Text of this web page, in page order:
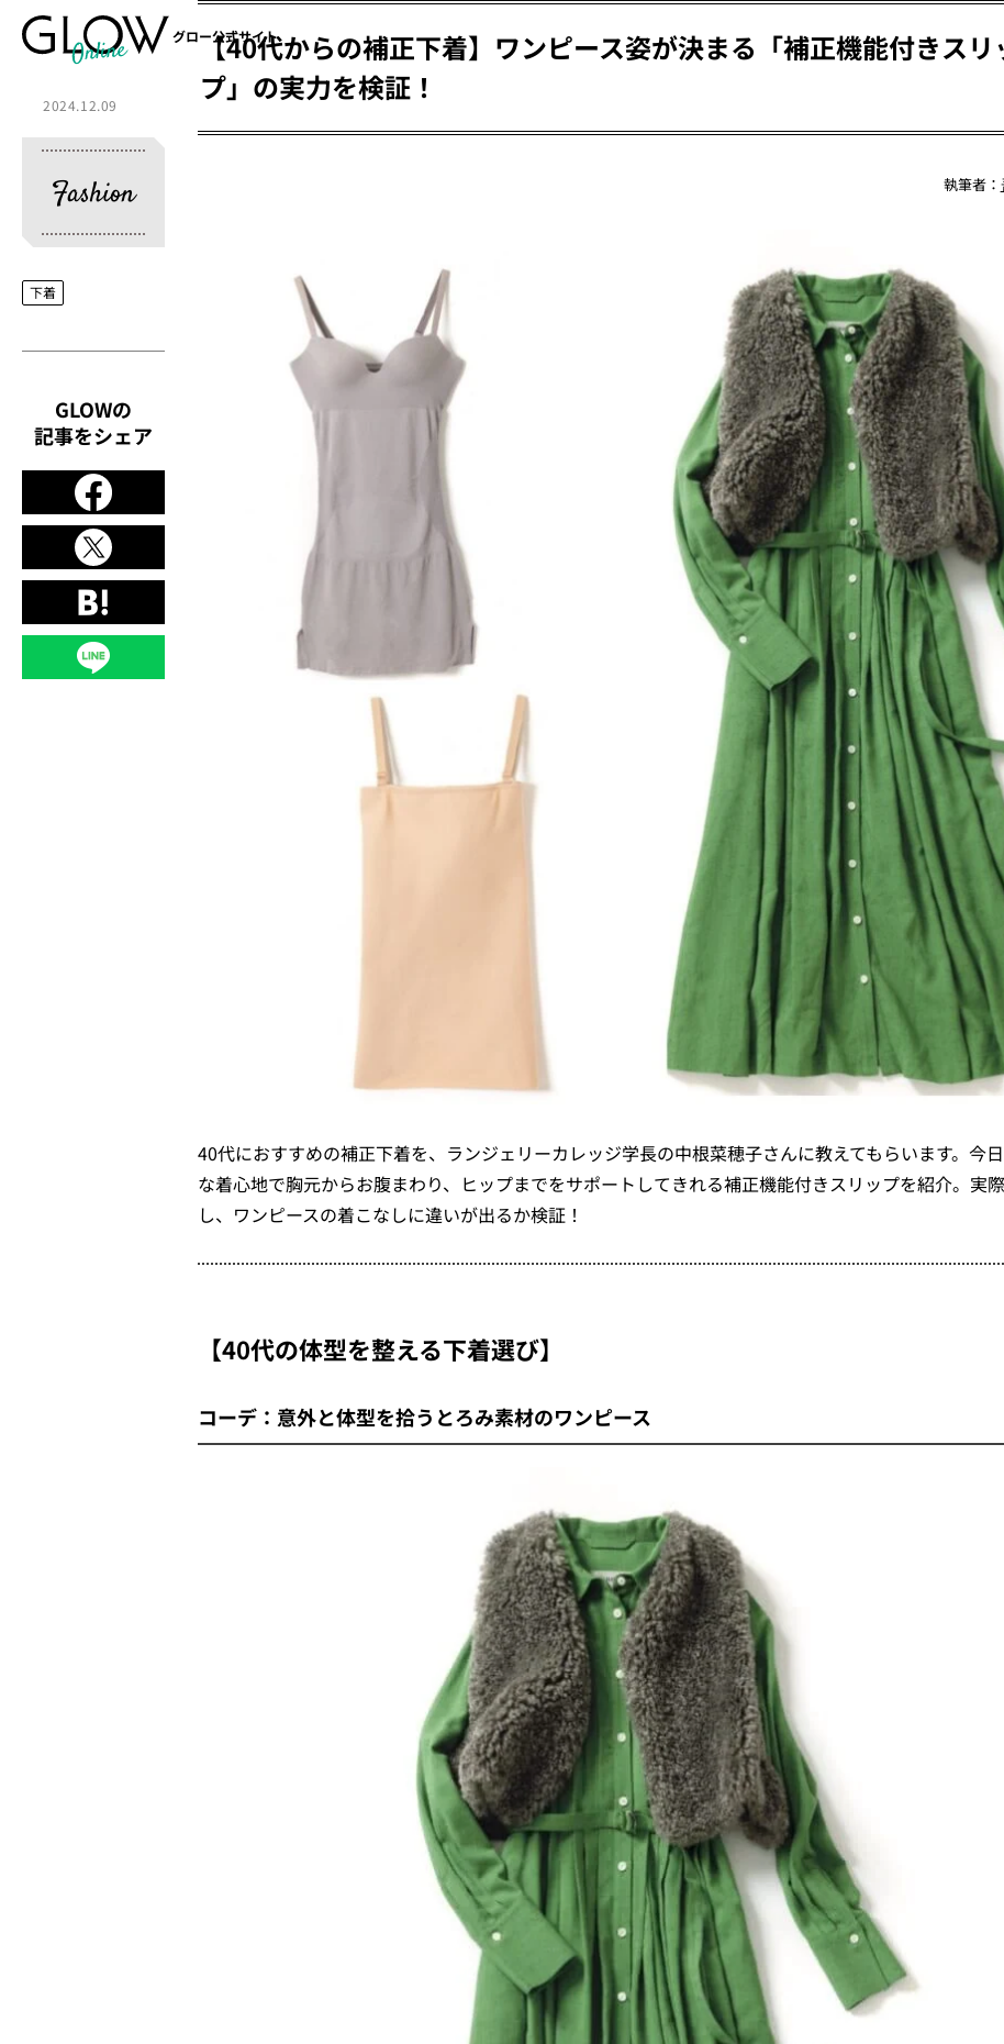
グロー公式サイト
2024.12.09
Fashion
下着
GLOWの
記事をシェア
【40代からの補正下着】ワンピース姿が決まる「補正機能付きスリ
プ」の実力を検証！
執筆者：
40代におすすめの補正下着を、ランジェリーカレッジ学長の中根菜穂子さんに教えてもらいます。今
な着心地で胸元からお腹まわり、ヒップまでをサポートしてきれる補正機能付きスリップを紹介。実
し、ワンピースの着こなしに違いが出るか検証！
【40代の体型を整える下着選び】
コーデ：意外と体型を拾うとろみ素材のワンピース